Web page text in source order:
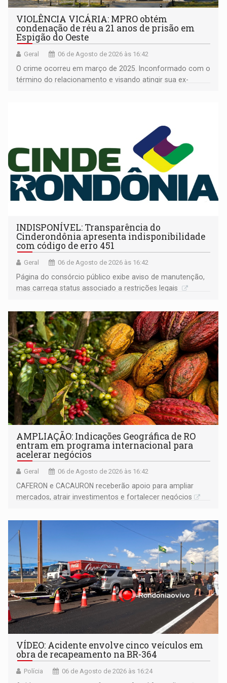
VIOLÊNCIA VICÁRIA: MPRO obtém
condenação de réu a 21 anos de prisão em
Espigão do Oeste
Geral 06 de Agosto de 2026 às 16:42
O crime ocorreu em março de 2025. Inconformado com o
término do relacionamento e visando atingir sua ex-
INDISPONÍVEL: Transparência do
Cinderondônia apresenta indisponibilidade
com código de erro 451
Geral 06 de Agosto de 2026 às 16:42
Página do consórcio público exibe aviso de manutenção,
mas carrega status associado a restrições legais
AMPLIAÇÃO: Indicações Geográfica de RO
entram em programa internacional para
acelerar negócios
Geral 06 de Agosto de 2026 às 16:42
CAFERON e CACAURON receberão apoio para ampliar
mercados, atrair investimentos e fortalecer negócios
VÍDEO: Acidente envolve cinco veículos em
obra de recapeamento na BR-364
Polícia 06 de Agosto de 2026 às 16:24